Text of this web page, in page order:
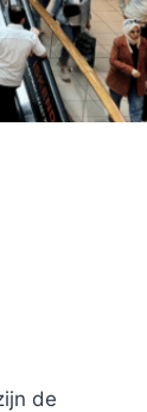
de